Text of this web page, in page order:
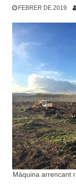
FEBRER DE 2019
Màquina arrencant